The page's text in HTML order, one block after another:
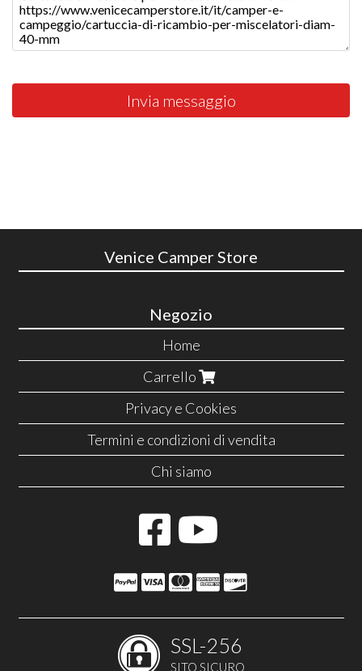
Invia messaggio
Venice Camper Store
Negozio
Home
Carrello
Privacy e Cookies
Termini e condizioni di vendita
Chi siamo
SSL-256
SITO SICURO